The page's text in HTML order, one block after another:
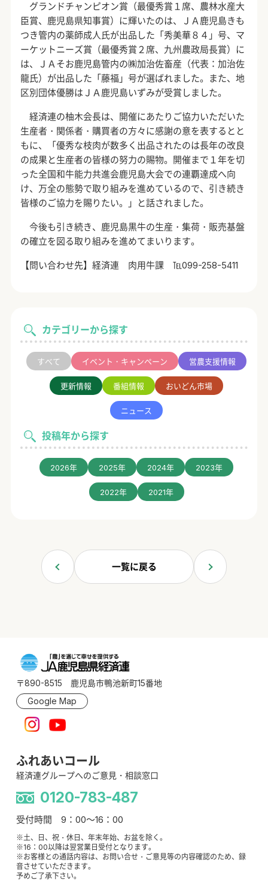
カテゴリーから探す
すべて イベント・キャンペーン 営農支援情報
更新情報 番組情報 おいどん市場
ニュース
投稿年から探す
2026年 2025年 2024年 2023年
2022年 2021年
グランドチャンピオン賞（最優秀賞１席、農林水産大
臣賞、鹿児島県知事賞）に輝いたのは、ＪＡ鹿児島きも
つき管内の薬師成人氏が出品した「秀美華８４」号、マ
ーケットニーズ賞（最優秀賞２席、九州農政局長賞）に
は、ＪＡそお鹿児島管内の㈱加治佐畜産（代表：加治佐
龍氏）が出品した「藤福」号が選ばれました。また、地
区別団体優勝はＪＡ鹿児島いずみが受賞しました。
経済連の柚木会長は、開催にあたりご協力いただいた
生産者・関係者・購買者の方々に感謝の意を表するとと
もに、「優秀な枝肉が数多く出品されたのは長年の改良
の成果と生産者の皆様の努力の賜物。開催まで１年を切
った全国和牛能力共進会鹿児島大会での連覇達成へ向
け、万全の態勢で取り組みを進めているので、引き続き
皆様のご協力を賜りたい。」と話されました。
今後も引き続き、鹿児島黒牛の生産・集荷・販売基盤
の確立を図る取り組みを進めてまいります。
【問い合わせ先】経済連 肉用牛課 ℡099-258-5411
一覧に戻る
〒890-8515 鹿児島市鴨池新町15番地
Google Map
ふれあいコール
経済連グループへのご意見・相談窓口
0120-783-487
受付時間 9：00～16：00
※土、日、祝・休日、年末年始、お盆を除く。
※16：00以降は翌営業日受付となります。
※お客様との通話内容は、お問い合せ・ご意見等の内容確認のため、録
音させていただきます。
予めご了承下さい。